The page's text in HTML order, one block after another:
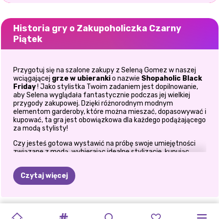
Historia gry o Zakupoholiczka Czarny
Piątek
Przygotuj się na szalone zakupy z Seleną Gomez w naszej
wciągającej grze w ubierankio nazwie Shopaholic Black
Friday! Jako stylistka Twoim zadaniem jest dopilnowanie,
aby Selena wyglądała fantastycznie podczas jej wielkiej
przygody zakupowej. Dzięki różnorodnym modnym
elementom garderoby, które można mieszać, dopasowywać i
kupować, ta gra jest obowiązkowa dla każdego podążającego
za modą stylisty!
Czy jesteś gotowa wystawić na próbę swoje umiejętności
związane z modą, wybierając idealne stylizacje, kupując
porywającym, interaktywnym środowisku? Zatem
rozpocznijmy Twoją podróż po modzie, zanurzając się w
naszejgrze o błyszczącym makijażu
oznacza jedno: będziesz musiał spieszyć się do centrum
Czytaj więcej
GORĄCZKA
WSPANIAŁY
MÓJ DOMOWY ZACZAROWANY